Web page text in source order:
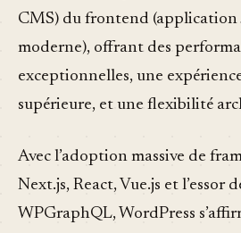
CMS) du frontend (application
moderne), offrant des
exceptionnelles, une
supérieure, et une flexibilité
Avec l’adoption massive de
Next.js, React, Vue.js et l’essor
WPGraphQL, WordPress